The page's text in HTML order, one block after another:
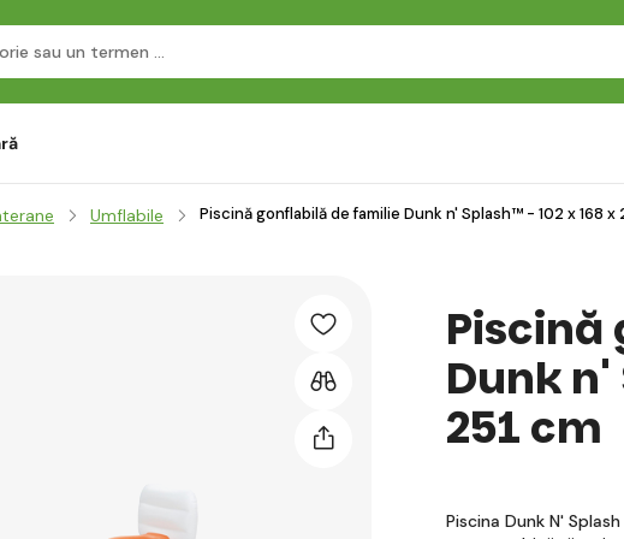
Umflabile Piscină gonflabilă de familie Dunk n' Splash™ - 102 x 168 x
Dunk
251 cm
Piscina Dunk N'